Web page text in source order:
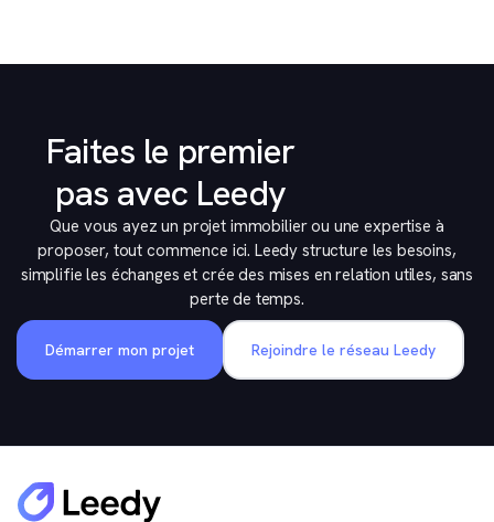
Faites le premier
pas avec Leedy
Que vous ayez un projet immobilier ou une expertise à
proposer, tout commence ici. Leedy structure les besoins,
simplifie les échanges et crée des mises en relation utiles, sans
perte de temps.
Démarrer mon projet Rejoindre le réseau Leedy